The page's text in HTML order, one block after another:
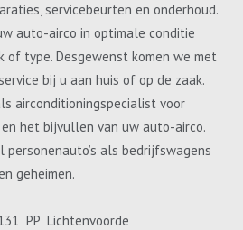
servicebeurten en onderhoud.
auto-airco in optimale conditie
of type. Desgewenst komen we met
bij u aan huis of op de zaak.
airconditioningspecialist voor
het bijvullen van uw auto-airco.
als bedrijfswagens
geheimen.
PP Lichtenvoorde